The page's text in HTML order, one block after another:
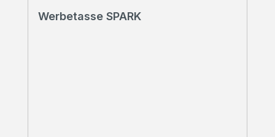
Werbetasse SPARK